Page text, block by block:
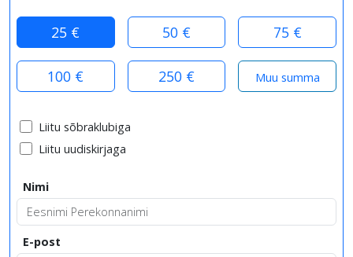
25 € 50 € 75 €
100 € 250 €
Liitu sõbraklubiga
Liitu uudiskirjaga
Nimi
E-post